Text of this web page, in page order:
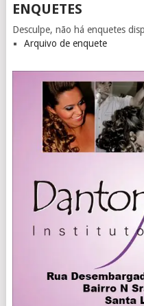
ENQUETES
Desculpe, não há enquetes
Arquivo de enquete